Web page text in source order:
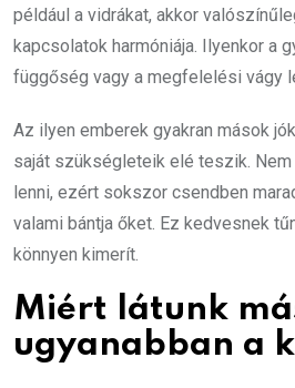
például a vidrákat, akkor
kapcsolatok harmóniája. Ilyenkor a
függőség vagy a megfelelési vágy
Az ilyen emberek gyakran mások
saját szükségleteik elé teszik.
lenni, ezért sokszor csendben
valami bántja őket. Ez kedvesnek
könnyen kimerít.
Miért látunk
ugyanabban a